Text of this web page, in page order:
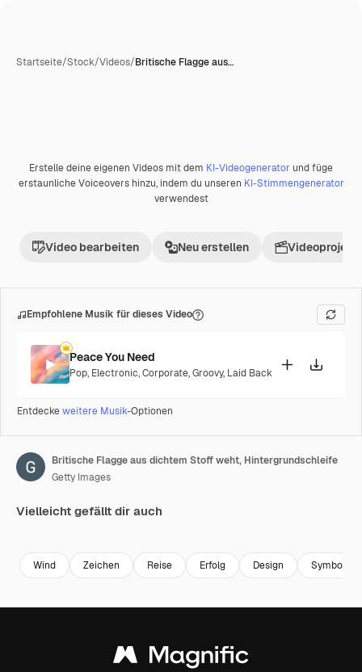
Startseite/Stock/Videos/Britische Flagge aus…
Premium
Erstelle deine eigenen Videos mit dem KI-Videogenerator und füge
erstaunliche Voiceovers hinzu, indem du unseren KI-Stimmengenerator
verwendest
Video bearbeiten Neu erstellen Videoprojekt
Empfohlene Musik für dieses Video
Peace You Need
Pop, Electronic,Corporate,Groovy, Laid Back
Entdeckeweitere Musik-Optionen
Britische Flagge aus dichtem Stoff weht, Hintergrundschleife
Getty Images
Vielleicht gefällt dir auch
Wind Zeichen Reise Erfolg Design Symbol